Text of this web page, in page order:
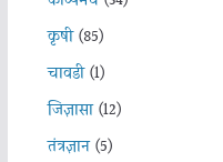
कृषी(85)
चावडी(1)
जिज्ञासा(12)
तंत्रज्ञान(5)